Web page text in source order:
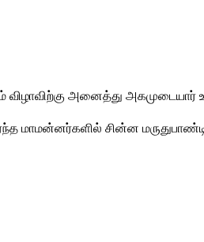
அனைத்து அகமுடையார்
மாமன்னர்களில் சின்ன